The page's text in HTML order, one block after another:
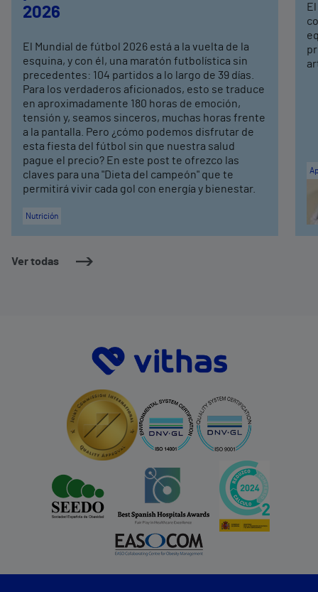
Ver todas
2026
El Mundial de fútbol 2026 está a la vuelta de la
esquina, y con él, una maratón futbolística sin
precedentes: 104 partidos a lo largo de 39 días.
Para los verdaderos aficionados, esto se traduce
en aproximadamente 180 horas de emoción,
tensión y, seamos sinceros, muchas horas frente
a la pantalla. Pero ¿cómo podemos disfrutar de
esta fiesta del fútbol sin que nuestra salud
pague el precio? En este post te ofrezco las
claves para una "Dieta del campeón" que te
permitirá vivir cada gol con energía y bienestar.
Nutrición